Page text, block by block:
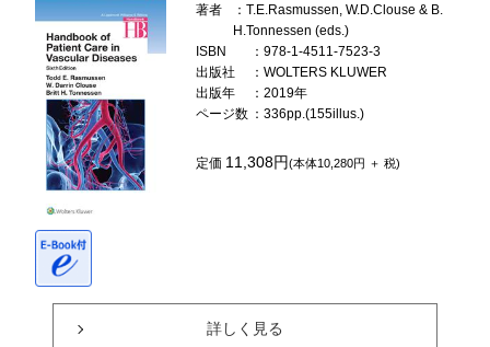
著者
：T.E.Rasmussen, W.D.Clouse & B.
H.Tonnessen (eds.)
ISBN
：978-1-4511-7523-3
出版社
：WOLTERS KLUWER
出版年
：2019年
ページ数 ：336pp.(155illus.)
定価 11,308円(本体10,280円 ＋ 税)
詳しく見る